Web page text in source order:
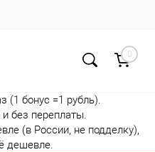
0
(1 бонус =1 рубль).
без переплаты.
(в России, не подделку),
дешевле.